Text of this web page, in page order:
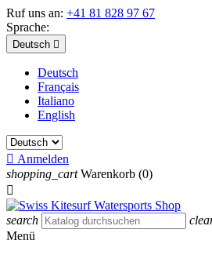
Ruf uns an: +41 81 828 97 67
Sprache:
Deutsch 
Deutsch
Français
Italiano
English
 Anmelden
shopping_cart Warenkorb (0)

search
Menü